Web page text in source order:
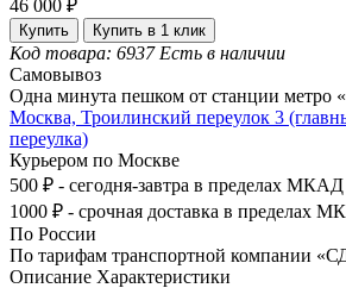
46 000 ₽
Купить Купить в 1 клик
Код товара: 6937 Есть в наличии
Самовывоз
Одна минута пешком от станции метро
Москва, Троилинский переулок 3
переулка)
Курьером по Москве
500 ₽ - сегодня-завтра в пределах МКАД
1000 ₽ - срочная доставка в пределах
По России
По тарифам транспортной компании
Описание Характеристики